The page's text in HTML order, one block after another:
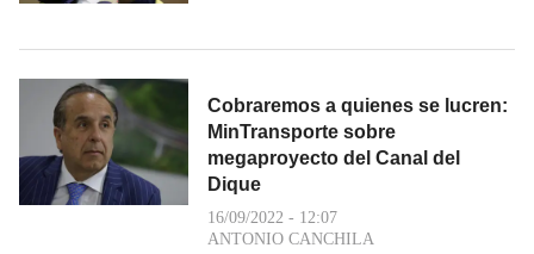
Cobraremos a quienes se lucren:
MinTransporte sobre
megaproyecto del Canal del
Dique
16/09/2022 - 12:07
ANTONIO CANCHILA